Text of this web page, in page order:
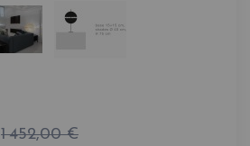
1 452,00 €